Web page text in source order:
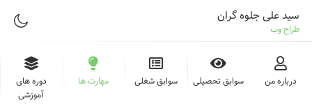
سید علی جلوه گران
طراح وب
درباره من سوابق تحصیلی سوابق شغلی مهارت ها
دوره های
آموزشی